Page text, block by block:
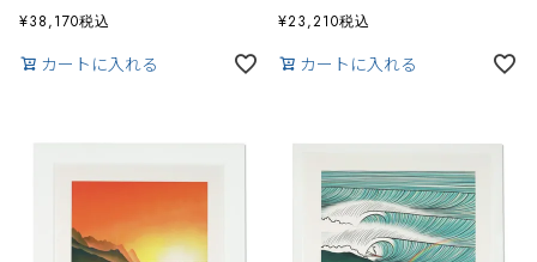
¥38,170税込
カートに入れる
¥23,210税込
カートに入れる